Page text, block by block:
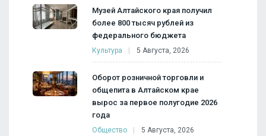
Музей Алтайского края получил
более 800 тысяч рублей из
федерального бюджета
Культура 5 Августа, 2026
Оборот розничной торговли и
общепита в Алтайском крае
вырос за первое полугодие 2026
года
Общество 5 Августа, 2026